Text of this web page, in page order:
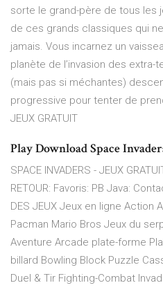
sorte le grand-père de tous les
de ces grands classiques qui
jamais. Vous incarnez un
planète de l’invasion des
(mais pas si méchantes)
progressive pour tenter de
JEUX GRATUIT
Play Download Space
SPACE INVADERS - JEUX
RETOUR: Favoris: PB Java:
DES JEUX Jeux en ligne Action
Pacman Mario Bros Jeux du
Aventure Arcade plate-forme
billard Bowling Block Puzzle
Duel & Tir Fighting-Combat